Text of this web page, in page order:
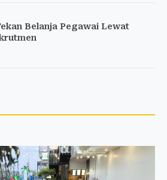
Belanja Pegawai Lewat